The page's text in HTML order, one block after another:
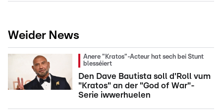
Weider News
Anere "Kratos"-Acteur hat sech bei Stunt
blesséiert
Den Dave Bautista soll d'Roll vum
"Kratos" an der "God of War"-
Serie iwwerhuelen